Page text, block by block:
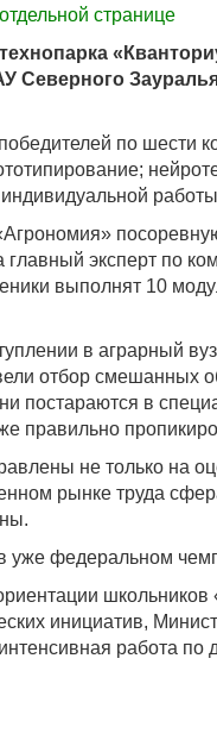
странице
технопарка
Северного
по шести
эксперт по
выполнят 10
в аграрный
отбор смешанных
постараются в
правильно
не только на
рынке труда
уже федеральном
инициатив,
работа